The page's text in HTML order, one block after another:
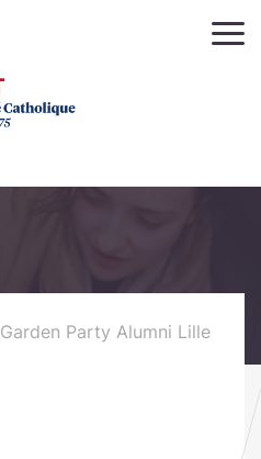
Garden Party Alumni Lille